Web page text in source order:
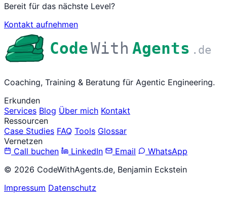
Bereit für das nächste Level?
Kontakt aufnehmen
CodeWith Agents .de
Coaching, Training & Beratung für Agentic Engineering.
Erkunden
Services Blog Über mich Kontakt
Ressourcen
Case Studies FAQ Tools Glossar
Vernetzen
Call buchen
LinkedIn Email
WhatsApp
© 2026 CodeWithAgents.de, Benjamin Eckstein
Impressum Datenschutz